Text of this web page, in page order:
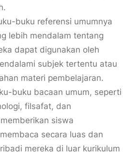
buku referensi umumnya
lebih mendalam tentang
dapat digunakan oleh
subjek tertentu atau
materi pembelajaran.
buku bacaan umum, seperti
filsafat, dan
siswa
secara luas dan
mereka di luar kurikulum